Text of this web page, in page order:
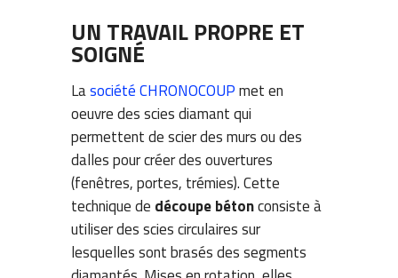
UN TRAVAIL PROPRE ET
SOIGNÉ
Lasociété CHRONOCOUPmet en
oeuvre des scies diamant qui
permettent de scier des murs ou des
dalles pour créer des ouvertures
(fenêtres, portes, trémies). Cette
technique de découpe bétonconsiste à
utiliser des scies circulaires sur
lesquelles sont brasés des segments